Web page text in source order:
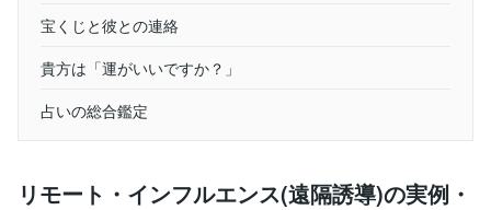
宝くじと彼との連絡
貴方は「運がいいですか？」
占いの総合鑑定
リモート・インフルエンス(遠隔誘導)の実例・